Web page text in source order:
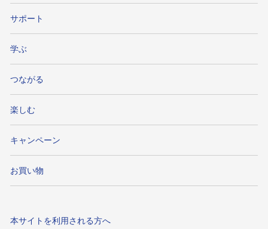
サポート
学ぶ
つながる
楽しむ
キャンペーン
お買い物
本サイトを利用される方へ